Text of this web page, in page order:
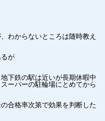
わからないところは随時教え
が
下鉄の駅は近いが長期休暇中
ーパーの駐輪場にとめてから
合格率次第で効果を判断した